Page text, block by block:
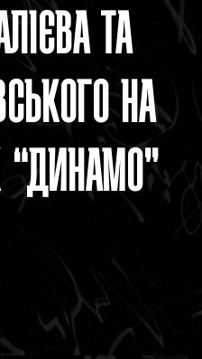
ТА
НА